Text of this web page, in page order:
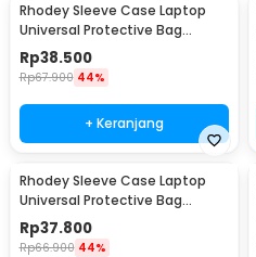
Rhodey Sleeve Case Laptop
Universal Protective Bag
Neoprene with Pouch 11 Inch -
AK03
Rp38.500
Rp67.900 44%
+ Keranjang
Rhodey Sleeve Case Laptop
Universal Protective Bag
Neoprene with Pouch 13 Inch -
AK03
Rp37.800
Rp66.900 44%